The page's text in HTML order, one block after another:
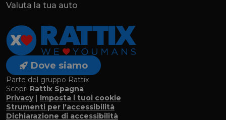
Valuta la tua auto
Dove siamo
Parte del gruppo Rattix
Scopri Rattix Spagna
Privacy| Imposta i tuoi cookie
Strumenti per l'accessibilità
Dichiarazione di accessibilità